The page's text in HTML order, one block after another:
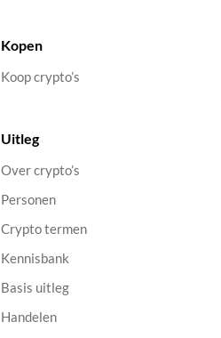
Kopen
Koop crypto’s
Uitleg
Over crypto’s
Personen
Crypto termen
Kennisbank
Basis uitleg
Handelen